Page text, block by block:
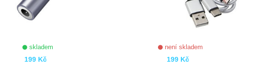
skladem
199 Kč
není skladem
199 Kč